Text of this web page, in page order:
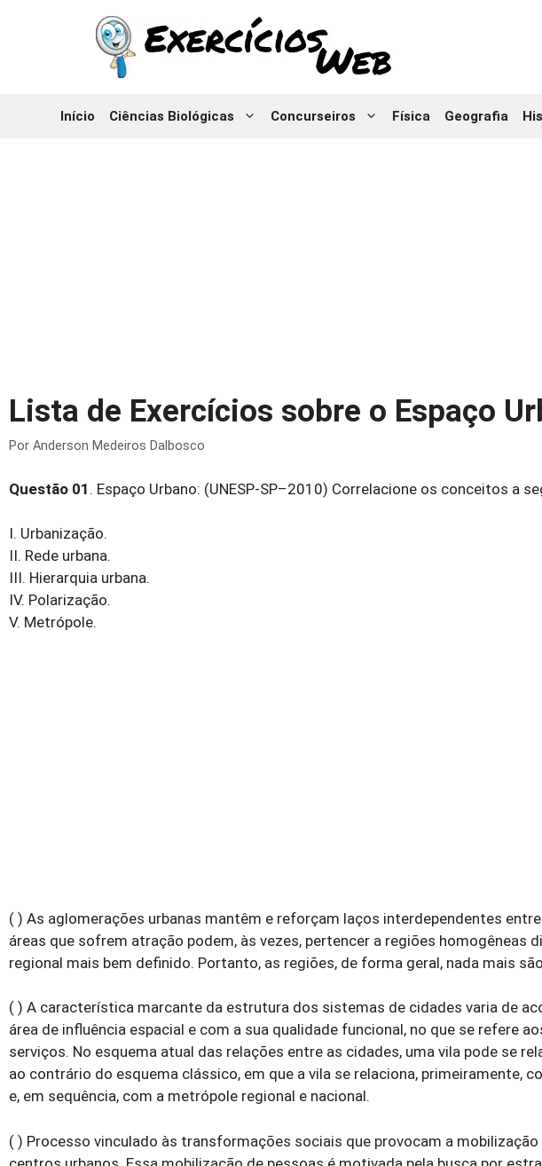
Início Ciências Biológicas Concurseiros Física Geografia
Lista de Exercícios sobre o Espaço
Por Anderson Medeiros Dalbosco
Questão 01 . Espaço Urbano: (UNESP-SP–2010) Correlacione os conceitos a
I. Urbanização.
II. Rede urbana.
III. Hierarquia urbana.
IV. Polarização.
V. Metrópole.
( ) As aglomerações urbanas mantêm e reforçam laços interdependentes
áreas que sofrem atração podem, às vezes, pertencer a regiões homogêneas
regional mais bem definido. Portanto, as regiões, de forma geral, nada mais
( ) A característica marcante da estrutura dos sistemas de cidades varia de
área de influência espacial e com a sua qualidade funcional, no que se refere
serviços. No esquema atual das relações entre as cidades, uma vila pode se
ao contrário do esquema clássico, em que a vila se relaciona, primeiramente,
e, em sequência, com a metrópole regional e nacional.
( ) Processo vinculado às transformações sociais que provocam a